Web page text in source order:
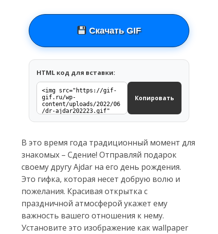
Скачать GIF
HTML код для вставки:
Копировать
В это время года традиционный момент для
знакомых – Сдение! Отправляй подарок
своему другу Ajdar на его день рождения.
Это гифка, которая несет добрую волю и
пожелания. Красивая открытка с
праздничной атмосферой укажет ему
важность вашего отношения к нему.
Установите это изображение как wallpaper